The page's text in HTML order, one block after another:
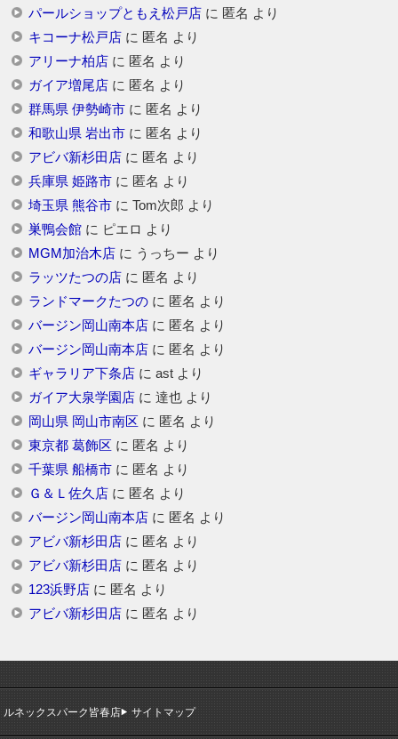
パールショップともえ松戸店に 匿名 より
キコーナ松戸店に 匿名 より
アリーナ柏店に 匿名 より
ガイア増尾店に 匿名 より
群馬県 伊勢崎市に 匿名 より
和歌山県 岩出市に 匿名 より
アビバ新杉田店に 匿名 より
兵庫県 姫路市に 匿名 より
埼玉県 熊谷市に Tom次郎 より
巣鴨会館に ピエロ より
MGM加治木店に うっちー より
ラッツたつの店に 匿名 より
ランドマークたつのに 匿名 より
バージン岡山南本店に 匿名 より
バージン岡山南本店に 匿名 より
ギャラリア下条店に astより
ガイア大泉学園店に 達也より
岡山県 岡山市南区 に 匿名 より
東京都 葛飾区 に 匿名 より
千葉県 船橋市に 匿名 より
Ｇ＆Ｌ佐久店に 匿名 より
バージン岡山南本店に 匿名 より
アビバ新杉田店に 匿名 より
アビバ新杉田店に 匿名 より
123浜野店に 匿名 より
アビバ新杉田店に 匿名 より
ルネックスパーク皆春店 サイトマップ